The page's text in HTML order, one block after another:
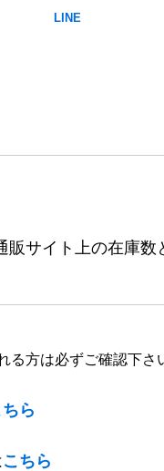
サイト上の在庫
る方は必ずご確認下さ
ちら
こちら